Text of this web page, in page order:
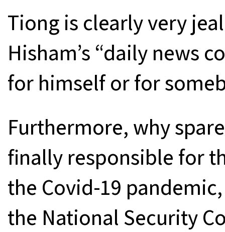
Tiong is clearly very
Hisham’s “daily news
for himself or for
Furthermore, why
finally responsible for
the Covid-19
the National Security